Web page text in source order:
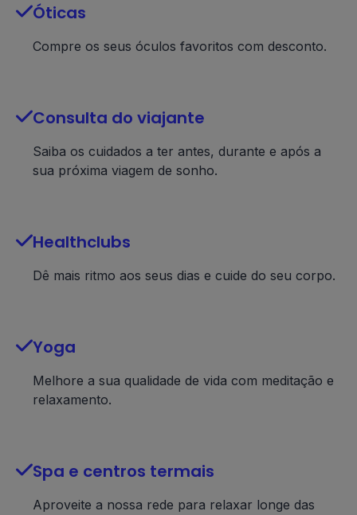
Óticas
Compre os seus óculos favoritos com desconto.
Consulta do viajante
Saiba os cuidados a ter antes, durante e após a
sua próxima viagem de sonho.
Healthclubs
Dê mais ritmo aos seus dias e cuide do seu corpo.
Yoga
Melhore a sua qualidade de vida com meditação e
relaxamento.
Spa e centros termais
Aproveite a nossa rede para relaxar longe das